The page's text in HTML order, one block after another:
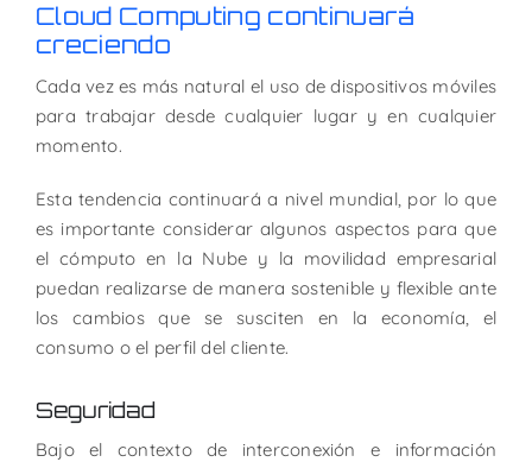
Cloud Computing continuará
creciendo
Cada vez es más natural el uso de dispositivos móviles
para trabajar desde cualquier lugar y en cualquier
momento.
Esta tendencia continuará a nivel mundial, por lo que
es importante considerar algunos aspectos para que
el cómputo en la Nube y la movilidad empresarial
puedan realizarse de manera sostenible y flexible ante
los cambios que se susciten en la economía, el
consumo o el perfil del cliente.
Seguridad
Bajo el contexto de interconexión e información